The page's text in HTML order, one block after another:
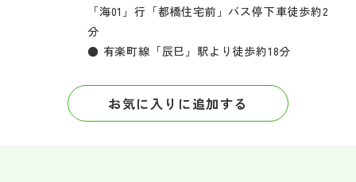
「海01」行「都橋住宅前」バス停下車徒歩約2
分
● 有楽町線「辰巳」駅より徒歩約18分
お気に入りに追加する